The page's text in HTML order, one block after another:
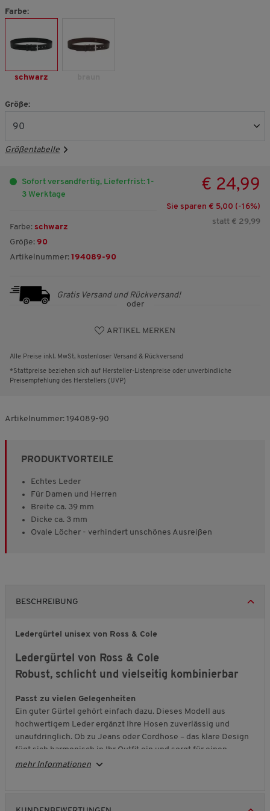
Farbe:
schwarz
Größe:
Größentabelle
Sofort versandfertig, Lieferfrist: 1-
3 Werktage
Farbe: schwarz
Größe: 90
Artikelnummer: 194089-90
€ 24,99
Sie sparen € 5,00 (-16%)
statt € 29,99
Gratis Versand und Rückversand!
oder
ARTIKEL MERKEN
Alle Preise inkl. MwSt, kostenloser Versand & Rückversand
*Stattpreise beziehen sich auf Hersteller-Listenpreise oder unverbindliche
Preisempfehlung des Herstellers (UVP)
Artikelnummer: 194089-90
PRODUKTVORTEILE
Echtes Leder
Für Damen und Herren
Breite ca. 39 mm
Dicke ca. 3 mm
Ovale Löcher - verhindert unschönes Ausreißen
BESCHREIBUNG
Ledergürtel unisex von Ross & Cole
Ledergürtel von Ross & Cole
Robust, schlicht und vielseitig kombinierbar
Passt zu vielen Gelegenheiten
Ein guter Gürtel gehört einfach dazu. Dieses Modell aus
hochwertigem Leder ergänzt Ihre Hosen zuverlässig und
unaufdringlich. Ob zu Jeans oder Cordhose – das klare Design
fügt sich harmonisch in Ihr Outfit ein und sorgt für einen
stimmigen Gesamteindruck.
mehr Informationen